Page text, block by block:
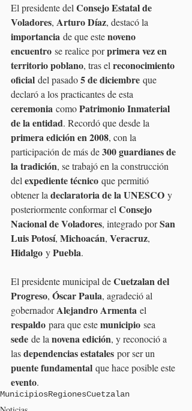
El presidente del Consejo Estatal de
Voladores, Arturo Díaz, destacó la
importancia de que este noveno
encuentro se realice por primera vez en
territorio poblano, tras el reconocimiento
oficial del pasado 5 de diciembre que
declaró a los practicantes de esta
ceremonia como Patrimonio Inmaterial
de la entidad. Recordó que desde la
primera edición en 2008, con la
participación de más de 300 guardianes de
la tradición, se trabajó en la construcción
del expediente técnico que permitió
obtener la declaratoria de la UNESCO y
posteriormente conformar el Consejo
Nacional de Voladores, integrado por San
Luis Potosí, Michoacán, Veracruz,
Hidalgo y Puebla.
El presidente municipal de Cuetzalan del
Progreso, Óscar Paula, agradeció al
gobernador Alejandro Armenta el
respaldo para que este municipio sea
sede de la novena edición, y reconoció a
las dependencias estatales por ser un
puente fundamental que hace posible este
evento.
MunicipiosRegionesCuetzalan